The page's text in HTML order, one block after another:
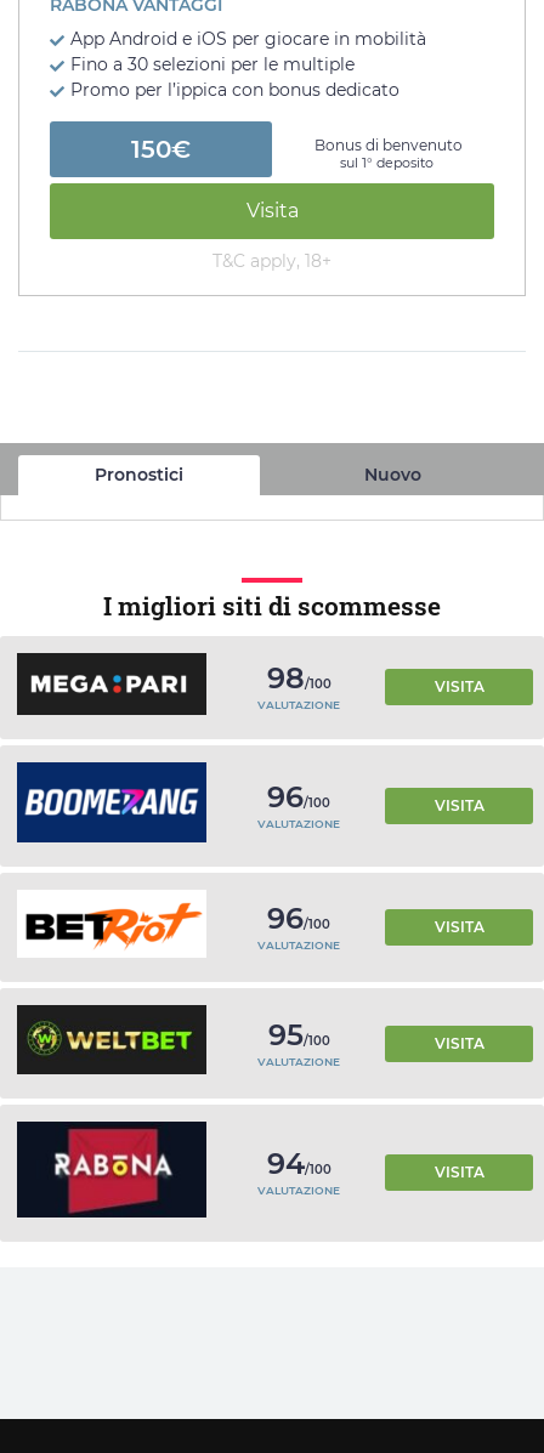
App Android e iOS per giocare in mobilità
Fino a 30 selezioni per le multiple
Promo per l’ippica con bonus dedicato
150€ Bonus di benvenuto
sul 1° deposito
Visita
T&C apply, 18+
Pronostici Nuovo
I migliori siti di scommesse
98/100
VALUTAZIONE
VISITA
96/100
VALUTAZIONE
VISITA
96/100
VALUTAZIONE
VISITA
95/100
VALUTAZIONE
VISITA
94/100
VALUTAZIONE
VISITA